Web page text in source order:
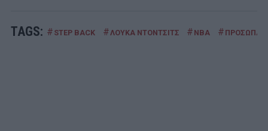
TAGS: # STEP BACK #ΛΟΥΚΑ ΝΤΟΝΤΣΙΤΣ # ΝΒΑ # ΠΡΟΣΩΠΑ